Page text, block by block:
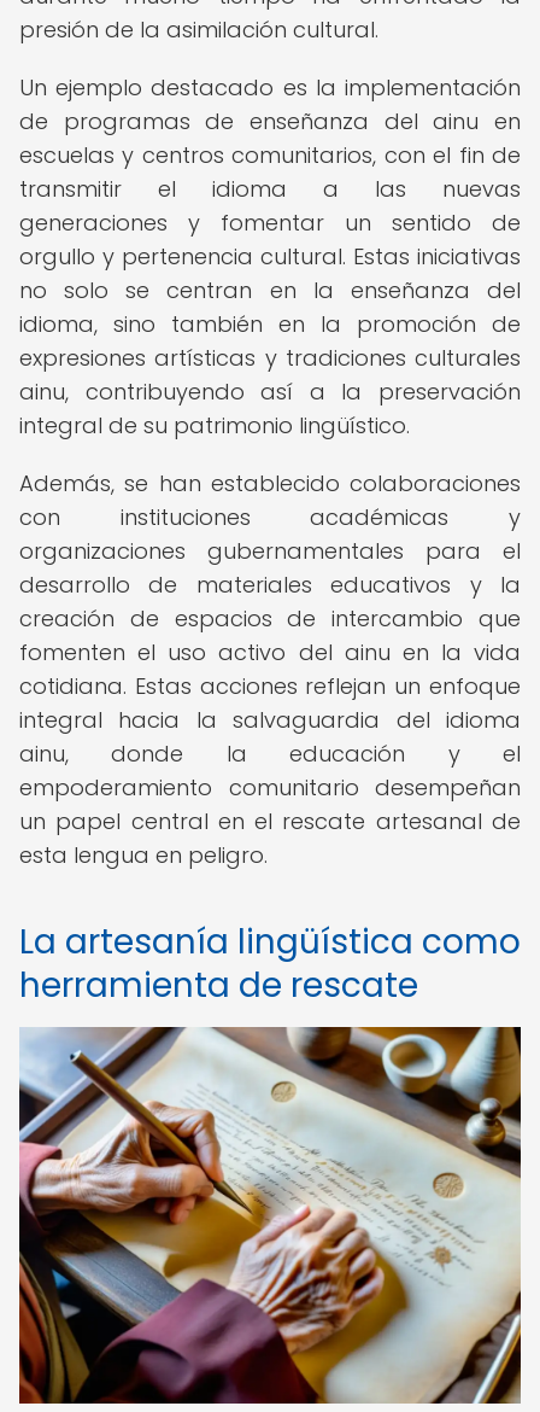
presión de la asimilación cultural.
Un ejemplo destacado es la implementación
de programas de enseñanza del ainu en
escuelas y centros comunitarios, con el fin de
transmitir el idioma a las nuevas
generaciones y fomentar un sentido de
orgullo y pertenencia cultural. Estas iniciativas
no solo se centran en la enseñanza del
idioma, sino también en la promoción de
expresiones artísticas y tradiciones culturales
ainu, contribuyendo así a la preservación
integral de su patrimonio lingüístico.
Además, se han establecido colaboraciones
con instituciones académicas y
organizaciones gubernamentales para el
desarrollo de materiales educativos y la
creación de espacios de intercambio que
fomenten el uso activo del ainu en la vida
cotidiana. Estas acciones reflejan un enfoque
integral hacia la salvaguardia del idioma
ainu, donde la educación y el
empoderamiento comunitario desempeñan
un papel central en el rescate artesanal de
esta lengua en peligro.
La artesanía lingüística como
herramienta de rescate